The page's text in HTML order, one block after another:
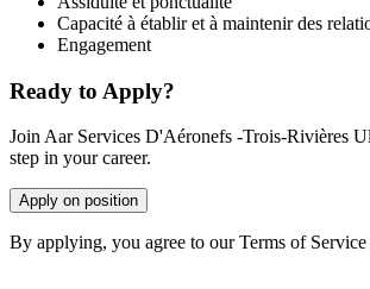
Capacité à établir et à maintenir des
Engagement
Ready to Apply?
Join Aar Services D'Aéronefs -Trois-Rivières
step in your career.
Apply on position
By applying, you agree to our Terms of